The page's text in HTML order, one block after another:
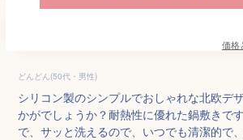
価格
どんどん(50代・男性)
シリコン製のシンプルでおしゃれな北欧デ
かがでしょうか？耐熱性に優れた鍋敷きで
で、サッと洗えるので、いつでも清潔的で